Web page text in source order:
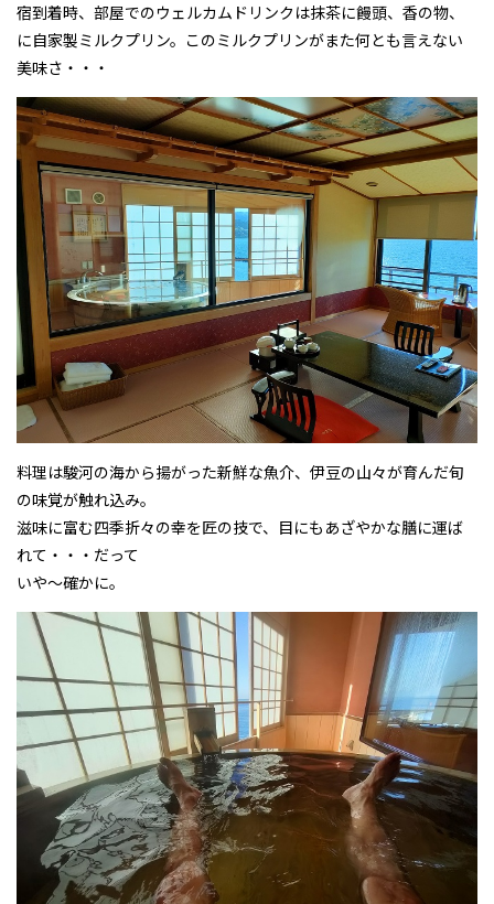
会社案内
アクセス
プライバシーポリシー
特定商取引に基づく表示
サイトマップ
キャンペーン情報 クルマのミニ知識 お問合せ・お見積り
〒160-0023 東京都新宿区西新宿5-17-4
TEL:
03-3320-1678
営業時間｜9:00～18:00
定休日｜第2･3土曜日・日曜日・祝日
宿到着時、部屋でのウェルカムドリンクは抹茶に饅頭、香の物、
に自家製ミルクプリン。このミルクプリンがまた何とも言えない
美味さ・・・
料理は駿河の海から揚がった新鮮な魚介、伊豆の山々が育んだ旬
の味覚が触れ込み。
滋味に富む四季折々の幸を匠の技で、目にもあざやかな膳に運ば
れて・・・だって
いや～確かに。